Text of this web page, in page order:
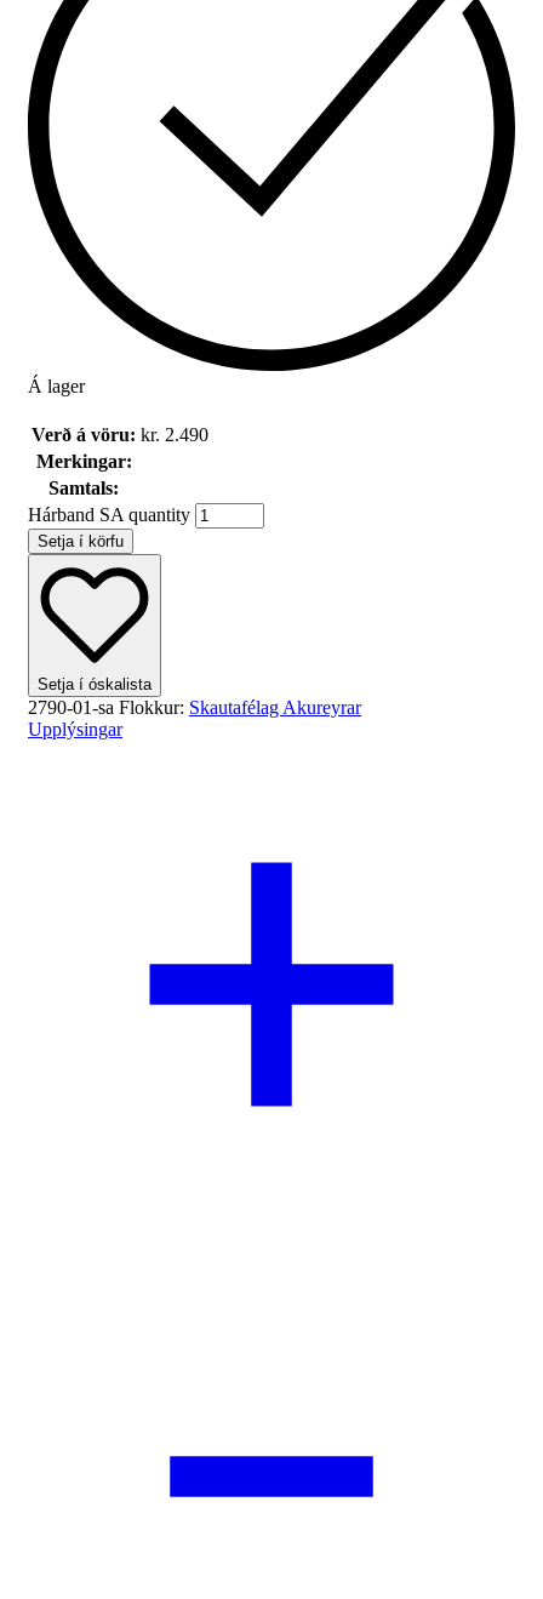
Á lager
Verð á vöru: kr. 2.490
Merkingar:
Samtals:
Hárband SA quantity
Setja í körfu
Setja í óskalista
2790-01-sa Flokkur: Skautafélag Akureyrar
Upplýsingar